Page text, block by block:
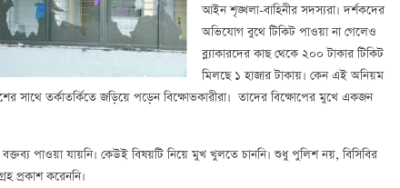
আইন শৃঙ্খলা-বাহিনীর সদস্যরা। দর্শকদের
অভিযোগ বুথে টিকিট পাওয়া না গেলেও
ব্ল্যাকারদের কাছ থেকে ২০০ টাকার টিকিট
মিলছে ১ হাজার টাকায়। কেন এই অনিয়ম
সাথে তর্কাতর্কিতে জড়িয়ে পড়েন বিক্ষোভকারীরা। তাদের বিক্ষোপের মুখে একজন
পাওয়া যায়নি। কেউই বিষয়টি নিয়ে মুখ খুলতে চাননি। শুধু পুলিশ নয়, বিসিবির
প্রকাশ করেননি।